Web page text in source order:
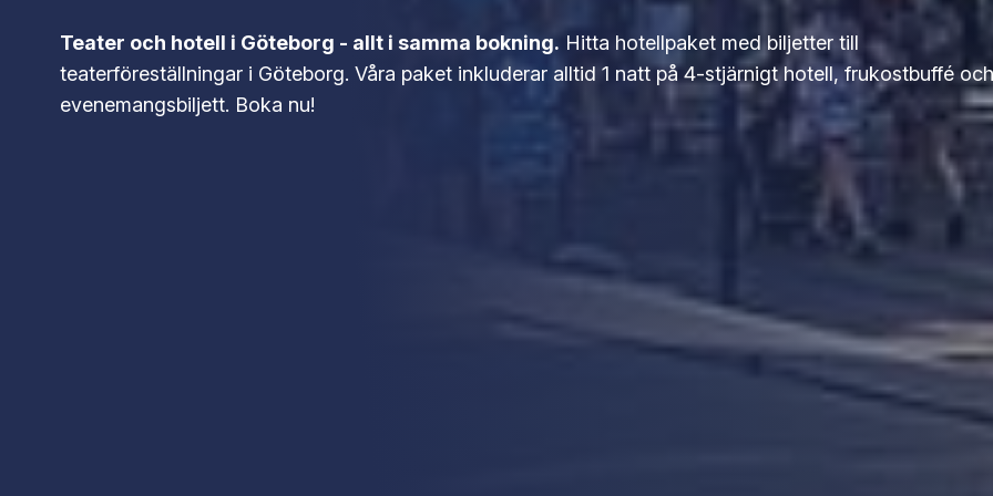
Teater och hotell i Göteborg - allt i samma bokning. Hitta hotellpaket med biljetter till
teaterföreställningar i Göteborg. Våra paket inkluderar alltid 1 natt på 4-stjärnigt hotell, frukostbuffé och
evenemangsbiljett. Boka nu!